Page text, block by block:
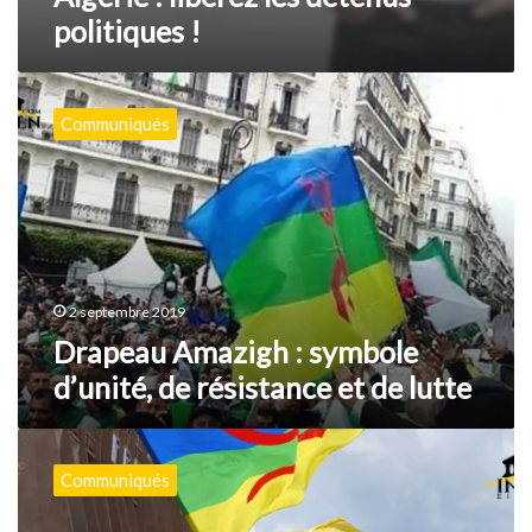
politiques !
Drapeau
Amazigh
:
symbole
d’unité,
de
résistance
et
de
lutte
Communiqués
2 septembre 2019
Drapeau Amazigh : symbole
d’unité, de résistance et de lutte
Algérie,
ne
touchezCommuniqués